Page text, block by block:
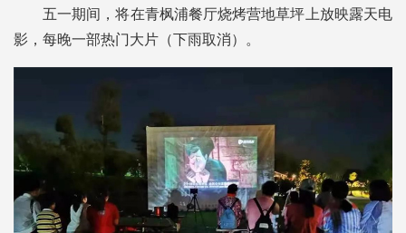
五一期间，将在青枫浦餐厅烧烤营地草坪上放映露天电
影，每晚一部热门大片（下雨取消）。